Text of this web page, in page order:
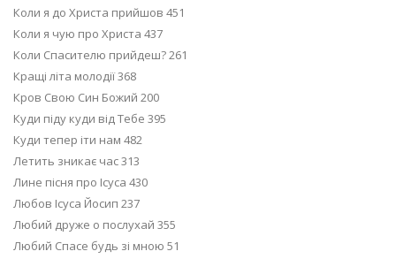
Коли я до Христа прийшов 451
Коли я чую про Христа 437
Коли Спасителю прийдеш? 261
Кращі літа молодії 368
Кров Свою Син Божий 200
Куди піду куди від Тебе 395
Куди тепер іти нам 482
Летить зникає час 313
Лине пісня про Ісуса 430
Любов Ісуса Йосип 237
Любий друже о послухай 355
Любий Спасе будь зі мною 51